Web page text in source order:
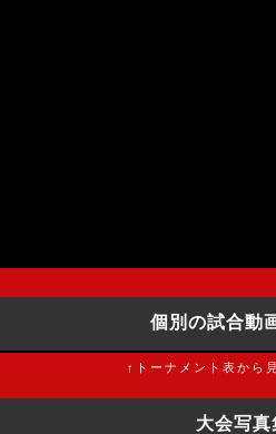
個別の試合動
↑トーナメント表から
大会写真